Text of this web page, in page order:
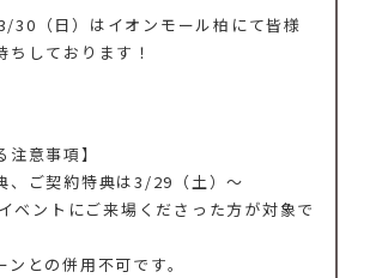
30（日）はイオンモール柏にて皆様
ちしております！
注意事項】
、ご契約特典は3/29（土）～
ベントにご来場くださった方が対象で
ンとの併用不可です。